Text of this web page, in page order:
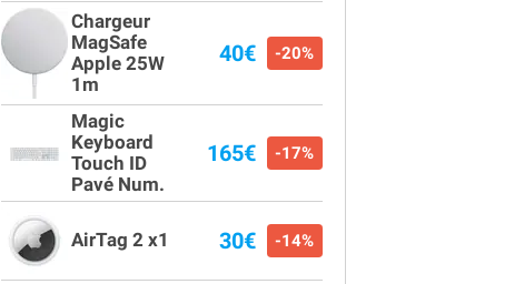
Chargeur
MagSafe
Apple 25W
1m
40€ -20%
Magic
Keyboard
Touch ID
Pavé Num.
165€ -17%
AirTag 2 x1 30€ -14%